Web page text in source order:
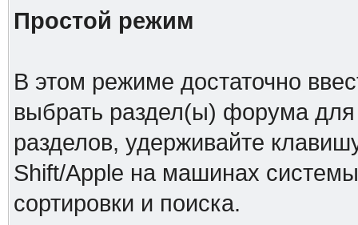
Простой режим
В этом режиме достаточно
выбрать раздел(ы) форума
разделов, удерживайте
Shift/Apple на машинах
сортировки и поиска.